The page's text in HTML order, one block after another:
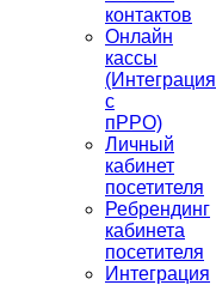
контактов
Онлайн
кассы
(Интеграция
с
пРРО)
Личный
кабинет
посетителя
Ребрендинг
кабинета
посетителя
Интеграция